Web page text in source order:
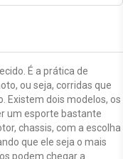
É a prática de
ou seja, corridas que
Existem dois modelos, os
um esporte bastante
chassis, com a escolha
que ele seja o mais
podem chegar a